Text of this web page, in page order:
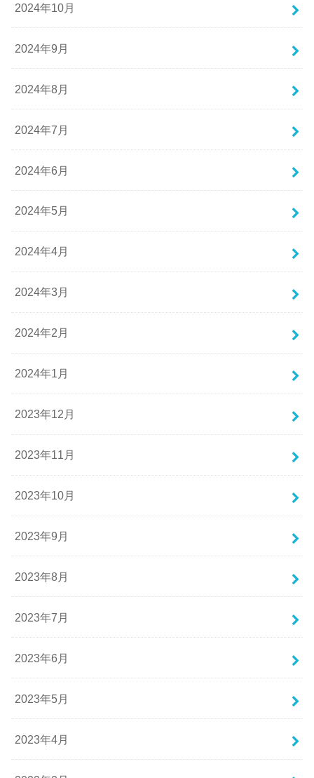
2024年10月
2024年9月
2024年8月
2024年7月
2024年6月
2024年5月
2024年4月
2024年3月
2024年2月
2024年1月
2023年12月
2023年11月
2023年10月
2023年9月
2023年8月
2023年7月
2023年6月
2023年5月
2023年4月